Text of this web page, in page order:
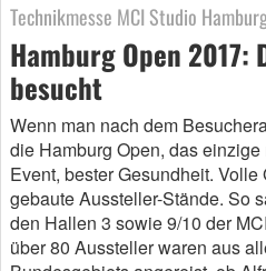
Technikmesse MCI Studio
Hamburg Open
besucht
Wenn man nach dem
die Hamburg Open, das
Event, bester Gesundheit.
gebaute Aussteller-Stände. So
den Hallen 3 sowie 9/10 der
über 80 Aussteller waren aus